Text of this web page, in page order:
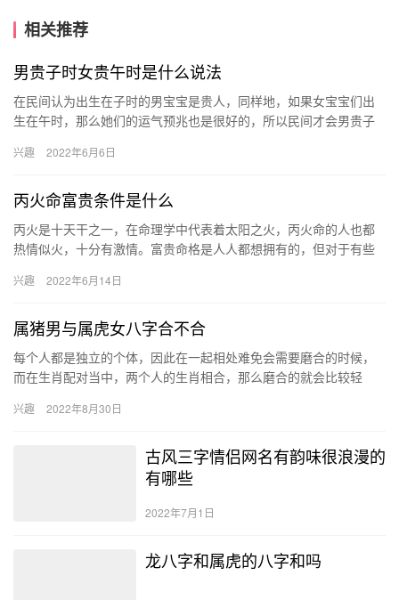
相关推荐
男贵子时女贵午时是什么说法
在民间认为出生在子时的男宝宝是贵人，同样地，如果女宝宝们出
生在午时，那么她们的运气预兆也是很好的，所以民间才会男贵子
我们…
兴趣 2022年6月6日
丙火命富贵条件是什么
丙火是十天干之一，在命理学中代表着太阳之火，丙火命的人也都
热情似火，十分有激情。富贵命格是人人都想拥有的，但对于有些
盛，还…
兴趣 2022年6月14日
属猪男与属虎女八字合不合
每个人都是独立的个体，因此在一起相处难免会需要磨合的时候，
而在生肖配对当中，两个人的生肖相合，那么磨合的就会比较轻
生和生肖…
兴趣 2022年8月30日
古风三字情侣网名有韵味很浪漫的
有哪些
2022年7月1日
龙八字和属虎的八字和吗